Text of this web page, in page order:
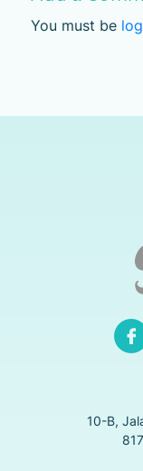
You must be
10-B,